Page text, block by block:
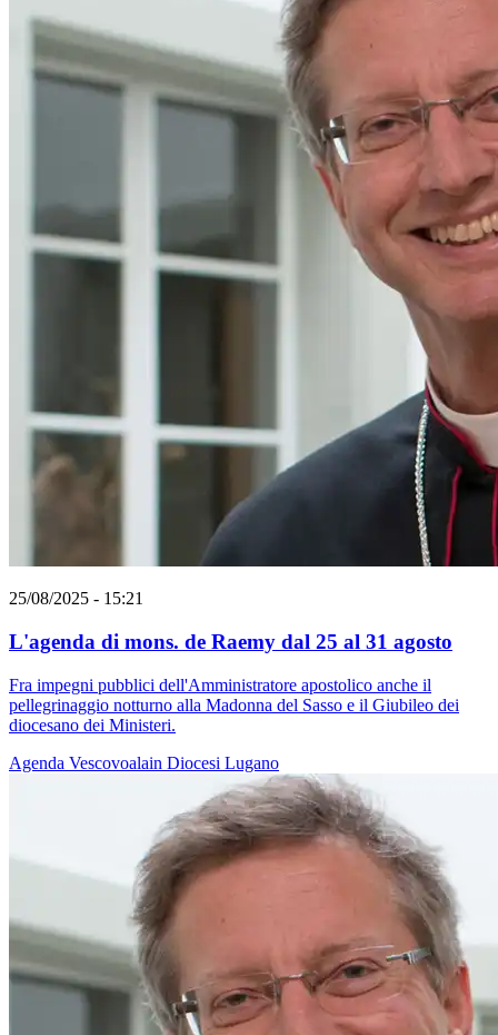
25/08/2025 - 15:21
L'agenda di mons. de Raemy dal 25 al 31 agosto
Fra impegni pubblici dell'Amministratore apostolico anche il
pellegrinaggio notturno alla Madonna del Sasso e il Giubileo dei
diocesano dei Ministeri.
Agenda Vescovoalain Diocesi Lugano